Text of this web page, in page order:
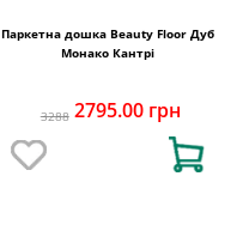
Паркетна дошка Beauty Floor Дуб
Монако Кантрі
3288 2795.00 грн